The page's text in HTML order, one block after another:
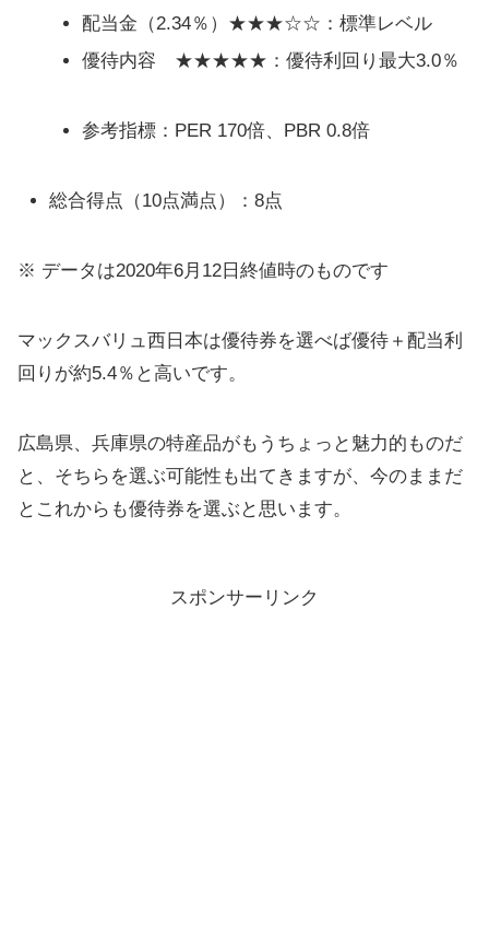
配当金（2.34％）★★★☆☆：標準レベル
優待内容 ★★★★★：優待利回り最大3.0％
参考指標：PER 170倍、PBR 0.8倍
総合得点（10点満点）：8点
※ データは2020年6月12日終値時のものです
マックスバリュ西日本は優待券を選べば優待＋配当利
回りが約5.4％と高いです。
広島県、兵庫県の特産品がもうちょっと魅力的ものだ
と、そちらを選ぶ可能性も出てきますが、今のままだ
とこれからも優待券を選ぶと思います。
スポンサーリンク